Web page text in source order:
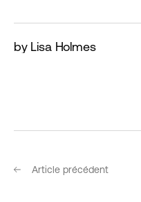
by Lisa Holmes
Article précédent